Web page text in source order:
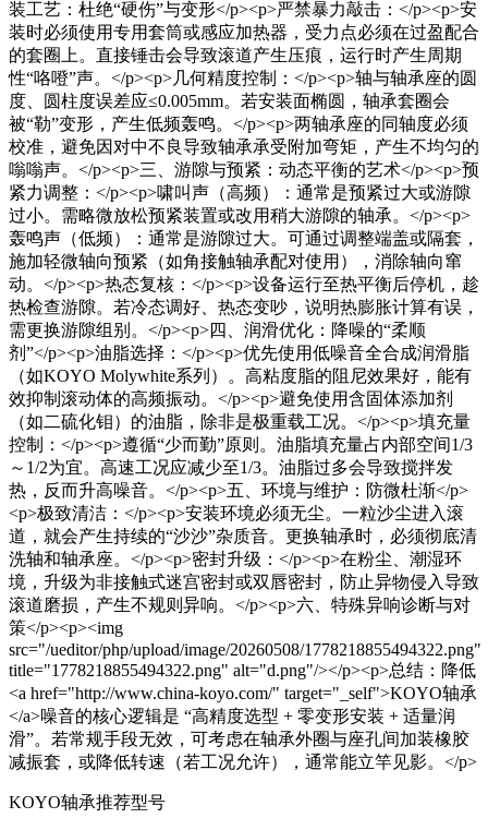
装工艺：杜绝“硬伤”与变形</p><p>严禁暴力敲击：</p><p>安
装时必须使用专用套筒或感应加热器，受力点必须在过盈配合
的套圈上。直接锤击会导致滚道产生压痕，运行时产生周期
性“咯噔”声。</p><p>几何精度控制：</p><p>轴与轴承座的圆
度、圆柱度误差应≤0.005mm。若安装面椭圆，轴承套圈会
被“勒”变形，产生低频轰鸣。</p><p>两轴承座的同轴度必须
校准，避免因对中不良导致轴承承受附加弯矩，产生不均匀的
嗡嗡声。</p><p>三、游隙与预紧：动态平衡的艺术</p><p>预
紧力调整：</p><p>啸叫声（高频）：通常是预紧过大或游隙
过小。需略微放松预紧装置或改用稍大游隙的轴承。</p><p>
轰鸣声（低频）：通常是游隙过大。可通过调整端盖或隔套，
施加轻微轴向预紧（如角接触轴承配对使用），消除轴向窜
动。</p><p>热态复核：</p><p>设备运行至热平衡后停机，趁
热检查游隙。若冷态调好、热态变吵，说明热膨胀计算有误，
需更换游隙组别。</p><p>四、润滑优化：降噪的“柔顺
剂”</p><p>油脂选择：</p><p>优先使用低噪音全合成润滑脂
（如KOYO Molywhite系列）。高粘度脂的阻尼效果好，能有
效抑制滚动体的高频振动。</p><p>避免使用含固体添加剂
（如二硫化钼）的油脂，除非是极重载工况。</p><p>填充量
控制：</p><p>遵循“少而勤”原则。油脂填充量占内部空间1/3
～1/2为宜。高速工况应减少至1/3。油脂过多会导致搅拌发
热，反而升高噪音。</p><p>五、环境与维护：防微杜渐</p>
<p>极致清洁：</p><p>安装环境必须无尘。一粒沙尘进入滚
道，就会产生持续的“沙沙”杂质音。更换轴承时，必须彻底清
洗轴和轴承座。</p><p>密封升级：</p><p>在粉尘、潮湿环
境，升级为非接触式迷宫密封或双唇密封，防止异物侵入导致
滚道磨损，产生不规则异响。</p><p>六、特殊异响诊断与对
策</p><p><img
src="/ueditor/php/upload/image/20260508/1778218855494322.png"
title="1778218855494322.png" alt="d.png"/></p><p>总结：降低
<a href="http://www.china-koyo.com/" target="_self">KOYO轴承
</a>噪音的核心逻辑是 “高精度选型 + 零变形安装 + 适量润
滑”。若常规手段无效，可考虑在轴承外圈与座孔间加装橡胶
减振套，或降低转速（若工况允许），通常能立竿见影。</p>
KOYO轴承推荐型号